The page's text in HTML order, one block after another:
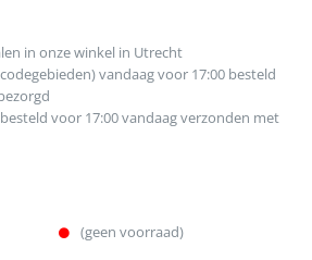
in onze winkel in Utrecht
vandaag voor 17:00 besteld
voor 17:00 vandaag verzonden met
(geen voorraad)